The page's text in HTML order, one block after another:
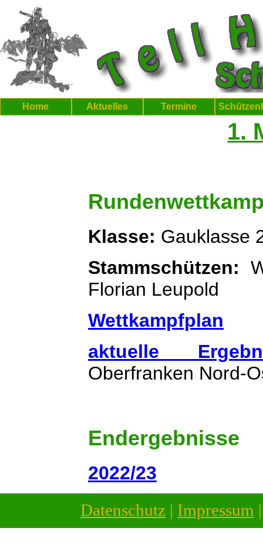
Home Aktuelles Termine
1.
Klasse: Gauklasse
Stammschützen:
Florian Leupold
Wettkampfplan
aktuelle
Oberfranken Nord-
Endergebnisse
2022/23
Datenschutz | Impressum